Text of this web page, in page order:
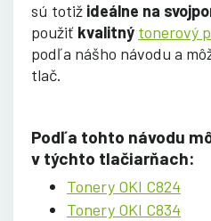
sú totiž ideálne na
použiť kvalitný tonerový
podľa nášho návodu a
tlač.
Podľa tohto návodu
v týchto tlačiarňach:
Tonery OKI C824
Tonery OKI C834